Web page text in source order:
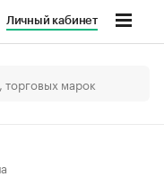
Личный кабинет